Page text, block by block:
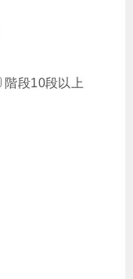
階段10段以上